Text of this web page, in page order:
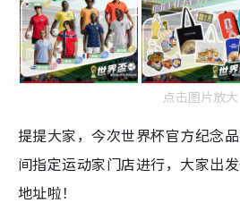
点击图片放大
提提大家，今次世界杯官方纪念
间指定运动家门店进行，大家出
地址啦！